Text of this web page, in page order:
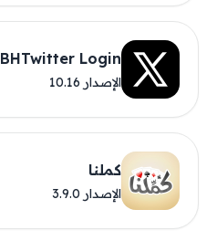
BHTwitter Login
الإصدار 10.16
كملنا
الإصدار 3.9.0